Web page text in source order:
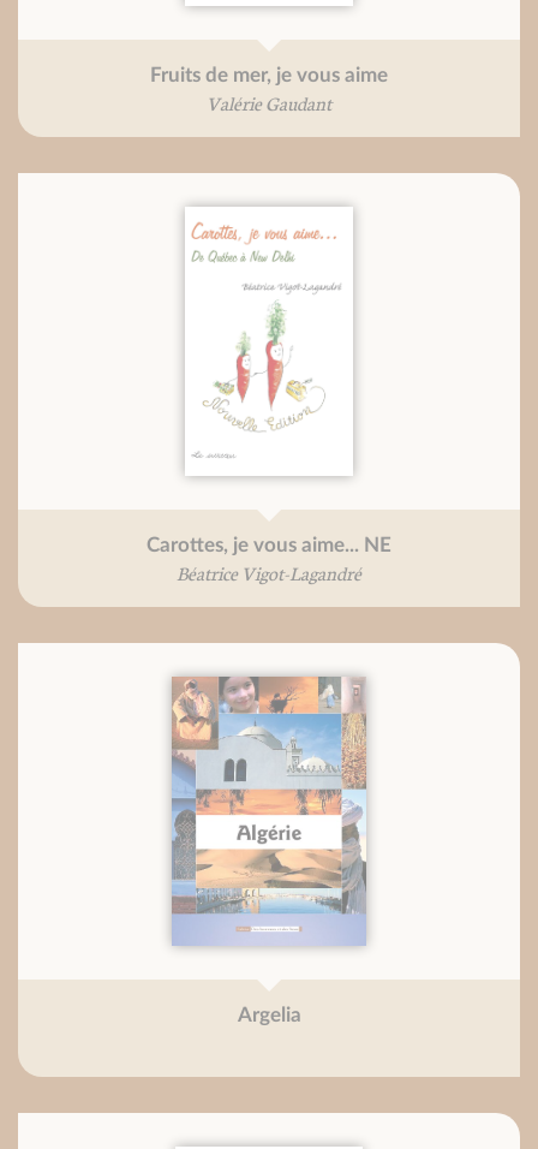
Fruits de mer, je vous aime
Valérie Gaudant
Carottes, je vous aime... NE
Béatrice Vigot-Lagandré
Argelia